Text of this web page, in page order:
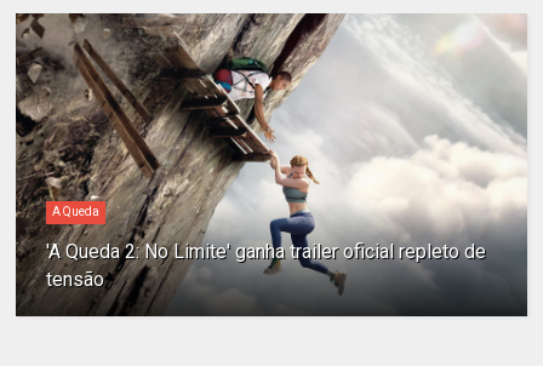
A Queda
'A Queda 2: No Limite' ganha trailer oficial repleto de
tensão